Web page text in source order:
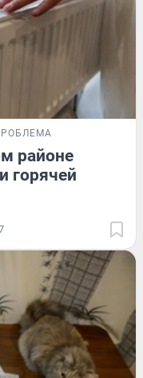
районе
горячей